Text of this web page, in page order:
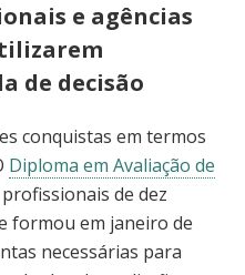
e agências
de decisão
conquistas em termos
Diploma em Avaliação de
de dez
formou em janeiro de
necessárias para